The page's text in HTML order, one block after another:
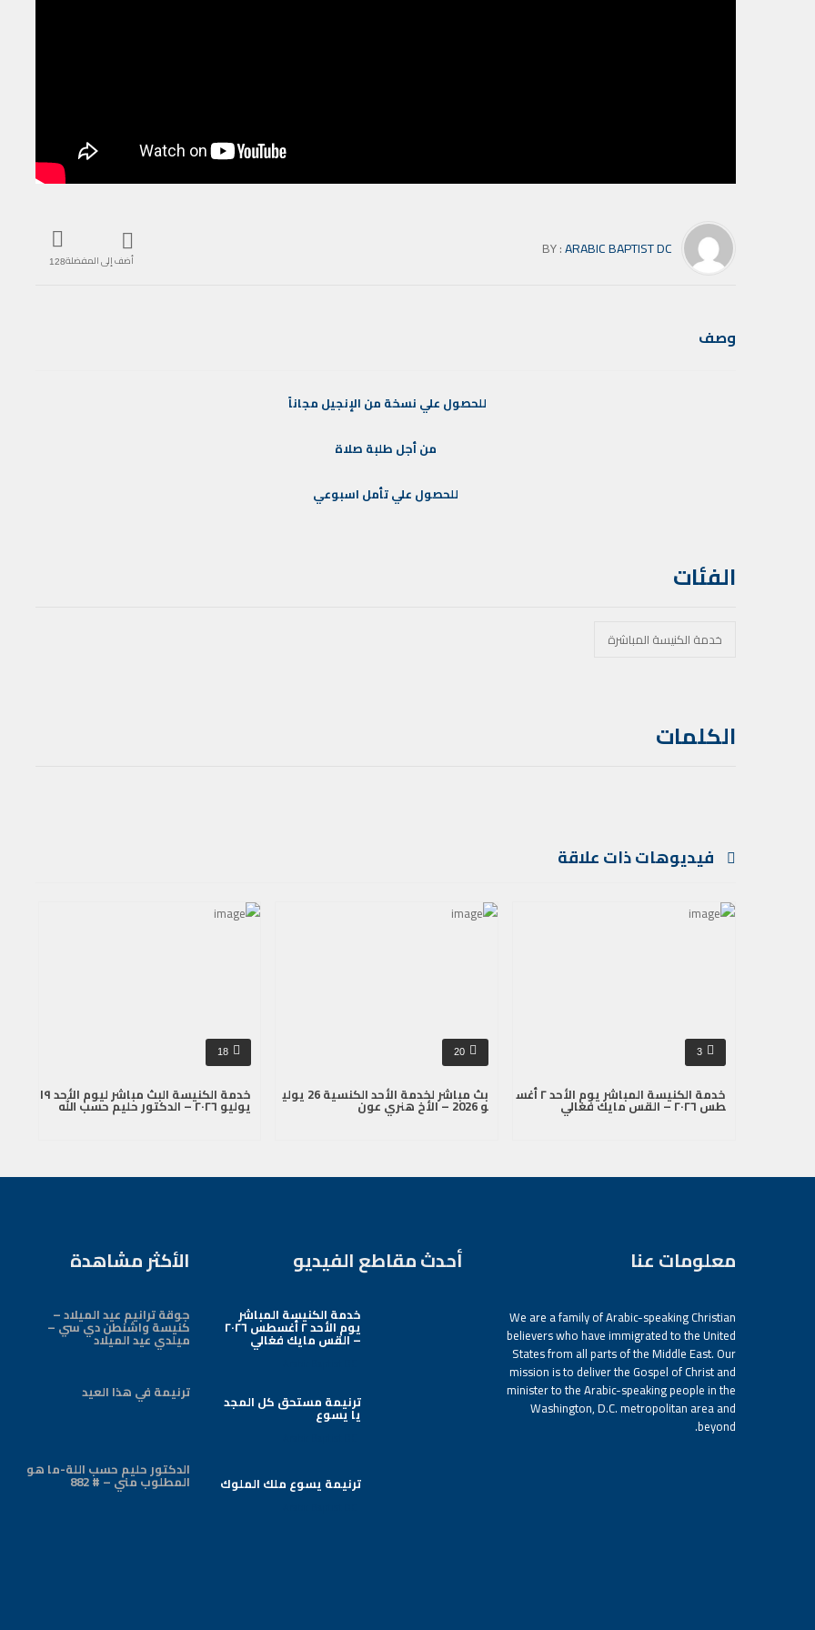
أضف إلى المفضلة128
BY :ARABIC BAPTIST DC
وصف
للحصول علي نسخة من الإنجيل مجاناً
منأجل طلبة صلاة
للحصول عليتأمل اسبوعي
الفئات
خدمة الكنيسة المباشرة
الكلمات
فيديوهات ذات علاقة
3
خدمة الكنيسة المباشر يوم الأحد ٢ أغس
طس ٢٠٢٦ – القس مايك فغالي
20
بث مباشر لخدمة الأحد الكنسية 26 يولي
و 2026 – الأخ هنري عون
18
خدمة الكنيسة البث مباشر ليوم الأحد ١٩
يوليو ٢٠٢٦ – الدكتور حليم حسب الله
معلومات عنا
We are a family of Arabic-speaking Christian
believers who have immigrated to the United
States from all parts of the Middle East. Our
mission is to deliver the Gospel of Christ and
minister to the Arabic-speaking people in the
Washington, D.C. metropolitan area and
beyond.
أحدث مقاطع الفيديو
خدمة الكنيسة المباشر
يوم الأحد ٢ أغسطس ٢٠٢٦
– القس مايك فغالي
ترنيمة مستحق كل المجد
يا يسوع
ترنيمة يسوع ملك الملوك
الأكثر مشاهدة
جوقة ترانيم عيد الميلاد –
كنيسة واشنطن دي سي –
ميلدي عيد الميلاد
ترنيمة في هذا العيد
الدكتور حليم حسب اللة-ما هو
المطلوب مني – # 882